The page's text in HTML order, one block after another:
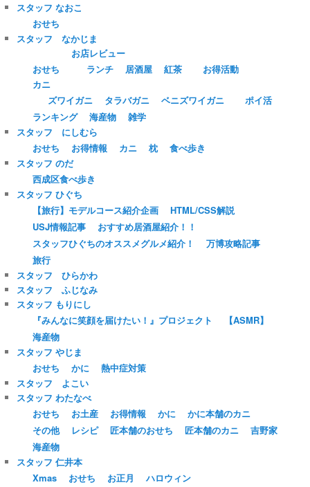
スタッフ なおこ
おせち
スタッフ なかじま
おせち
お店レビュー
ランチ
居酒屋 紅茶
お得活動
カニ
ズワイガニ
タラバガニ ベニズワイガニ
ポイ活
ランキング
海産物
雑学
スタッフ にしむら
おせち
お得情報 カニ 枕
食べ歩き
スタッフ のだ
西成区食べ歩き
スタッフ ひぐち
【旅行】モデルコース紹介企画
HTML/CSS解説
USJ情報記事
おすすめ居酒屋紹介！！
スタッフひぐちのオススメグルメ紹介！
万博攻略記事
旅行
スタッフ ひらかわ
スタッフ ふじなみ
スタッフ もりにし
『みんなに笑顔を届けたい！』プロジェクト
【ASMR】
海産物
スタッフ やじま
おせち
かに
熱中症対策
スタッフ よこい
スタッフ わたなべ
おせち
お土産 お得情報 かに
かに本舗のカニ
その他
レシピ 匠本舗のおせち 匠本舗のカニ
吉野家
海産物
スタッフ 仁井本
Xmas
おせち お正月
ハロウィン